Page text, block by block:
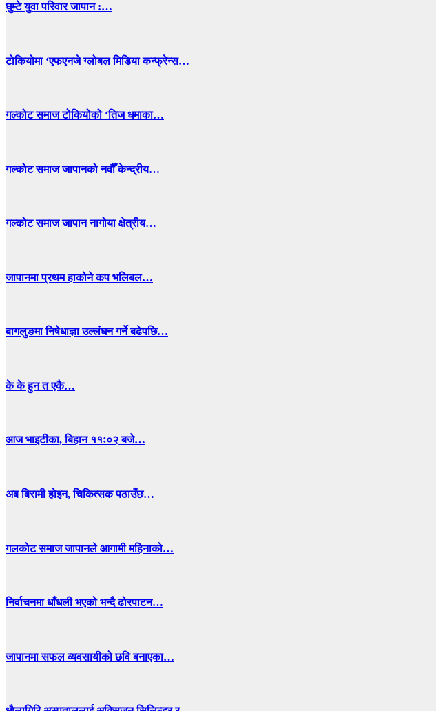
घुम्टे युवा परिवार जापान :…
टोकियोमा ‘एफएनजे ग्लोबल मिडिया कन्फ्रेन्स…
गल्कोट समाज टोकियोको ‘तिज धमाका…
गल्कोट समाज जापानको नवौँ केन्द्रीय…
गल्कोट समाज जापान नागोया क्षेत्रीय…
जापानमा प्रथम हाकोने कप भलिबल…
बागलुङमा निषेधाज्ञा उल्लंघन गर्ने बढेपछि…
के के हुन त एकै…
आज भाइटीका, बिहान ११ः०२ बजे…
अब बिरामी होइन, चिकित्सक पठाउँछ…
गलकोट समाज जापानले आगामी महिनाको…
निर्वाचनमा धाँधली भएको भन्दै ढोरपाटन…
जापानमा सफल व्यवसायीको छवि बनाएका…